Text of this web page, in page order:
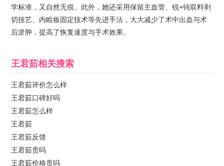
学标准，又自然无痕。此外，她还采用保留主血管、锐+钝双料剥
切技艺、内睑板固定技术等先进手法，大大减少了术中出血与术
后淤肿，提高了恢复速度与手术效果。
王君茹相关搜索
王君茹评价怎么样
王君茹口碑好吗
王君茹怎么样
王君茹
王君茹反馈
王君茹贵吗
王君茹价格贵吗